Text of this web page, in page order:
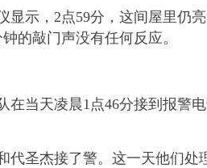
示，2点59分，这间屋里仍亮
的敲门声没有任何反应。
当天凌晨1点46分接到报警电
杰接了警。这一天他们处